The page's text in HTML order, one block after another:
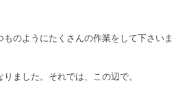
のようにたくさんの作業をして下さいま
ました。それでは、この辺で。